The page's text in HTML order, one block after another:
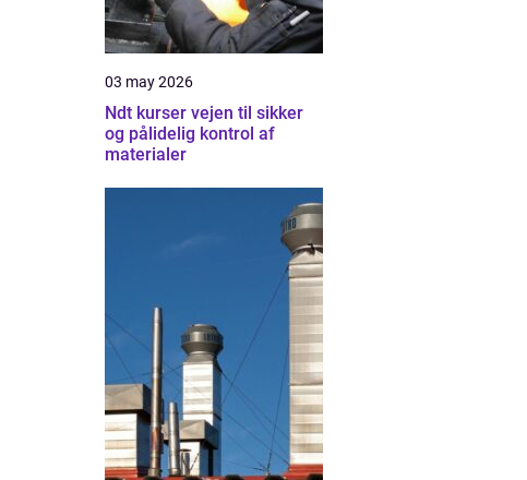
03 may 2026
Ndt kurser vejen til sikker
og pålidelig kontrol af
materialer